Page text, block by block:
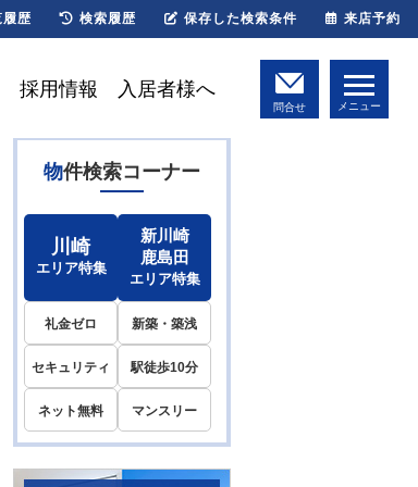
採用情報 入居者様へ
問合せ メニュー
物件検索コーナー
川崎
エリア特集
新川崎
鹿島田
エリア特集
礼金ゼロ 新築・築浅
セキュリティ 駅徒歩10分
ネット無料 マンスリー
履歴 検索履歴 保存した検索条件 来店予約